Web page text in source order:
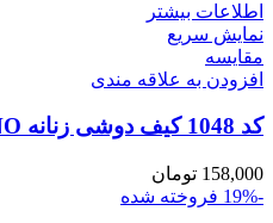
اطلاعات بیشتر
نمایش سریع
مقايسه
افزودن به علاقه مندی
کد 1048 کیف دوشی زنانه MOSCHINO
158,000 تومان
-19%
فروخته شده